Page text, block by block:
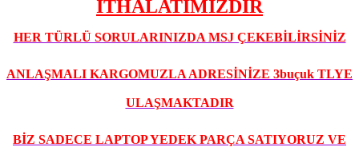
İTHALATIMIZDIR
HER TÜRLÜ SORULARINIZDA MSJ ÇEKEBİLİRSİNİZ
ANLAŞMALI KARGOMUZLA ADRESİNİZE 3buçuk TLYE
ULAŞMAKTADIR
BİZ SADECE LAPTOP YEDEK PARÇA SATIYORUZ VE